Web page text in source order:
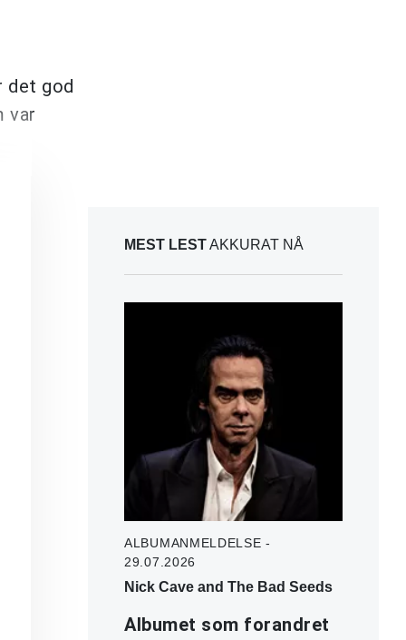
det god
var
MEST LESTAKKURAT NÅ
ALBUMANMELDELSE -
29.07.2026
Nick Cave and The Bad Seeds
Albumet som forandret